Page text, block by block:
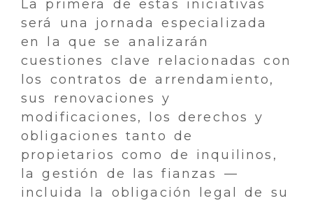
La primera de estas iniciativas
será una jornada especializada
en la que se analizarán
cuestiones clave relacionadas con
los contratos de arrendamiento,
sus renovaciones y
modificaciones, los derechos y
obligaciones tanto de
propietarios como de inquilinos,
la gestión de las fianzas —
incluida la obligación legal de su